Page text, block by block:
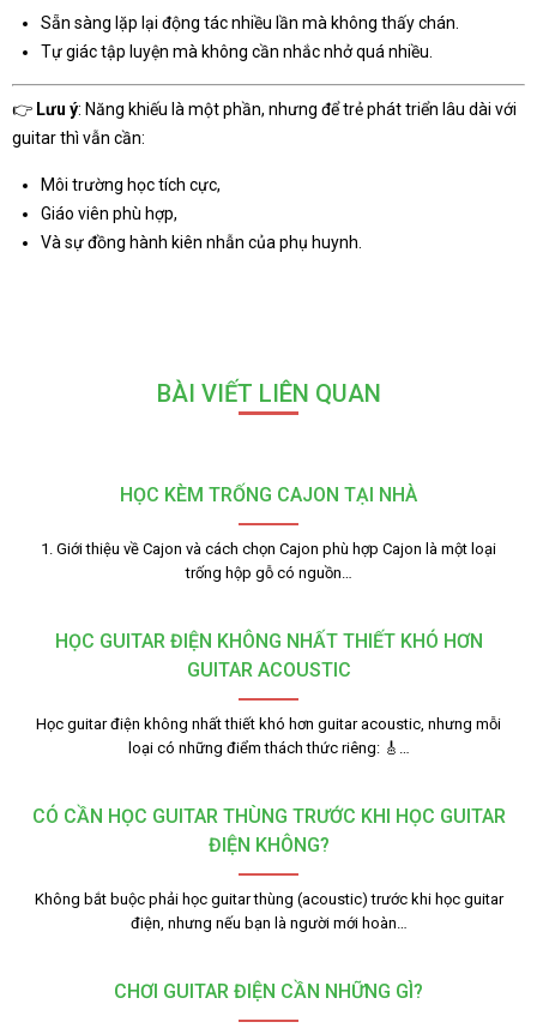
Sẵn sàng lặp lại động tác nhiều lần mà không thấy chán.
Tự giác tập luyện mà không cần nhắc nhở quá nhiều.
👉 Lưu ý: Năng khiếu là một phần, nhưng để trẻ phát triển lâu dài với
guitar thì vẫn cần:
Môi trường học tích cực,
Giáo viên phù hợp,
Và sự đồng hành kiên nhẫn của phụ huynh.
BÀI VIẾT LIÊN QUAN
HỌC KÈM TRỐNG CAJON TẠI NHÀ
1. Giới thiệu về Cajon và cách chọn Cajon phù hợp Cajon là một loại
trống hộp gỗ có nguồn…
HỌC GUITAR ĐIỆN KHÔNG NHẤT THIẾT KHÓ HƠN
GUITAR ACOUSTIC
Học guitar điện không nhất thiết khó hơn guitar acoustic, nhưng mỗi
loại có những điểm thách thức riêng: 🎸…
CÓ CẦN HỌC GUITAR THÙNG TRƯỚC KHI HỌC GUITAR
ĐIỆN KHÔNG?
Không bắt buộc phải học guitar thùng (acoustic) trước khi học guitar
điện, nhưng nếu bạn là người mới hoàn…
CHƠI GUITAR ĐIỆN CẦN NHỮNG GÌ?